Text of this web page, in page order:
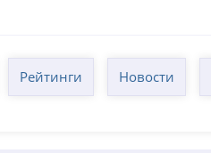
Рейтинги Новости